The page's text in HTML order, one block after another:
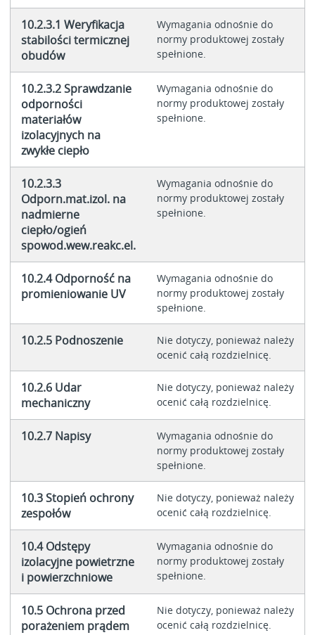
10.2.3.1 Weryfikacja
stabilości termicznej
obudów
Wymagania odnośnie do
normy produktowej zostały
spełnione.
10.2.3.2 Sprawdzanie
odporności
materiałów
izolacyjnych na
zwykłe ciepło
Wymagania odnośnie do
normy produktowej zostały
spełnione.
10.2.3.3
Odporn.mat.izol. na
nadmierne
ciepło/ogień
spowod.wew.reakc.el.
Wymagania odnośnie do
normy produktowej zostały
spełnione.
10.2.4 Odporność na
promieniowanie UV
Wymagania odnośnie do
normy produktowej zostały
spełnione.
10.2.5 Podnoszenie
Nie dotyczy, ponieważ należy
ocenić całą rozdzielnicę.
10.2.6 Udar
mechaniczny
Nie dotyczy, ponieważ należy
ocenić całą rozdzielnicę.
10.2.7 Napisy
Wymagania odnośnie do
normy produktowej zostały
spełnione.
10.3 Stopień ochrony
zespołów
Nie dotyczy, ponieważ należy
ocenić całą rozdzielnicę.
10.4 Odstępy
izolacyjne powietrzne
i powierzchniowe
Wymagania odnośnie do
normy produktowej zostały
spełnione.
10.5 Ochrona przed
porażeniem prądem
Nie dotyczy, ponieważ należy
ocenić całą rozdzielnicę.